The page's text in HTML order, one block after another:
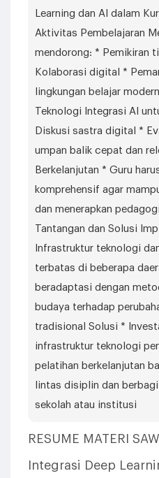
Learning dan AI dalam
Aktivitas Pembelajaran
mendorong: * Pemikiran
Kolaborasi digital *
lingkungan belajar
Teknologi Integrasi AI
Diskusi sastra digital *
umpan balik cepat dan
Berkelanjutan * Guru
komprehensif agar
dan menerapkan
Tantangan dan Solusi
Infrastruktur teknologi
terbatas di beberapa
beradaptasi dengan
budaya terhadap
tradisional Solusi *
infrastruktur teknologi
pelatihan berkelanjutan
lintas disiplin dan
sekolah atau institusi
RESUME MATERI
Integrasi Deep